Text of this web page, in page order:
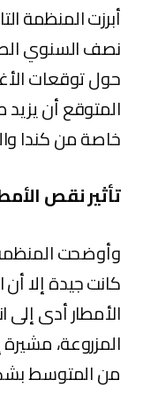
أبرزت المنظمة
حول توقعات
المتوقع أن
خاصة من كندا
تأثير نقص
وأوضحت
كانت جيدة إلا
الأمطار أدى
المزروعة،
من المتوسط